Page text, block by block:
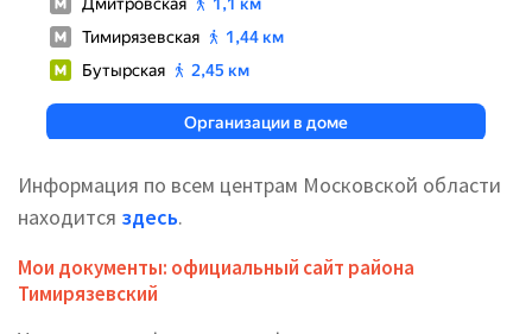
Информация по всем центрам Московской области
находится здесь.
Мои документы: официальный сайт района
Тимирязевский